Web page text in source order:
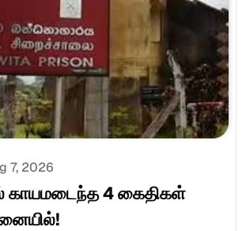
7, 2026
காயமடைந்த 4 கைதிகள்